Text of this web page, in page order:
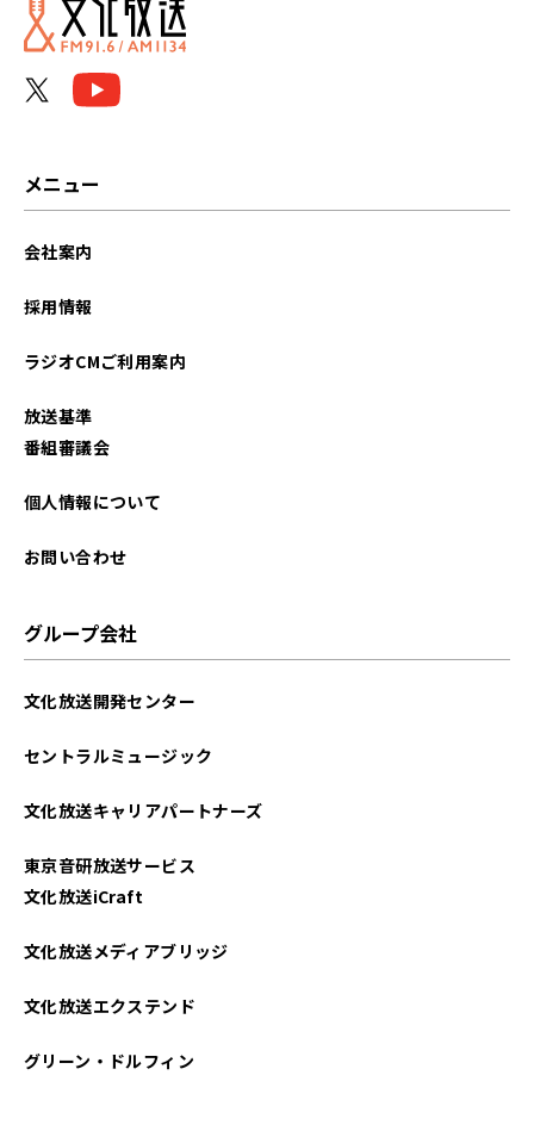
メニュー
会社案内
採用情報
ラジオCMご利用案内
放送基準
番組審議会
個人情報について
お問い合わせ
グループ会社
文化放送開発センター
セントラルミュージック
文化放送キャリアパートナーズ
東京音研放送サービス
文化放送iCraft
文化放送メディアブリッジ
文化放送エクステンド
グリーン・ドルフィン